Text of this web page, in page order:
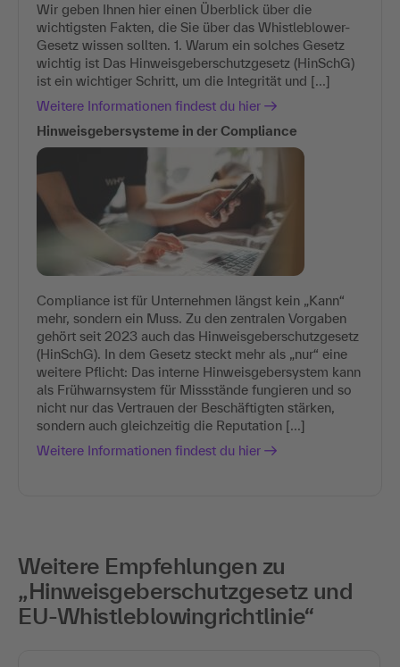
Wir geben Ihnen hier einen Überblick über die
wichtigsten Fakten, die Sie über das Whistleblower-
Gesetz wissen sollten. 1. Warum ein solches Gesetz
wichtig ist Das Hinweisgeberschutzgesetz (HinSchG)
ist ein wichtiger Schritt, um die Integrität und [...]
Weitere Informationen findest du hier
Hinweisgebersysteme in der Compliance
Compliance ist für Unternehmen längst kein „Kann“
mehr, sondern ein Muss. Zu den zentralen Vorgaben
gehört seit 2023 auch das Hinweisgeberschutzgesetz
(HinSchG). In dem Gesetz steckt mehr als „nur“ eine
weitere Pflicht: Das interne Hinweisgebersystem kann
als Frühwarnsystem für Missstände fungieren und so
nicht nur das Vertrauen der Beschäftigten stärken,
sondern auch gleichzeitig die Reputation [...]
Weitere Informationen findest du hier
Weitere Empfehlungen zu
„Hinweisgeberschutzgesetz und
EU-Whistleblowingrichtlinie“